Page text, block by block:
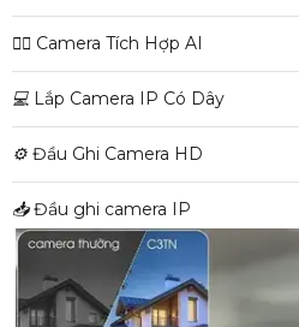
🧛‍♀️ Camera Tích Hợp AI
💻 Lắp Camera IP Có Dây
⚙️ Đầu Ghi Camera HD
📥Đầu ghi camera IP